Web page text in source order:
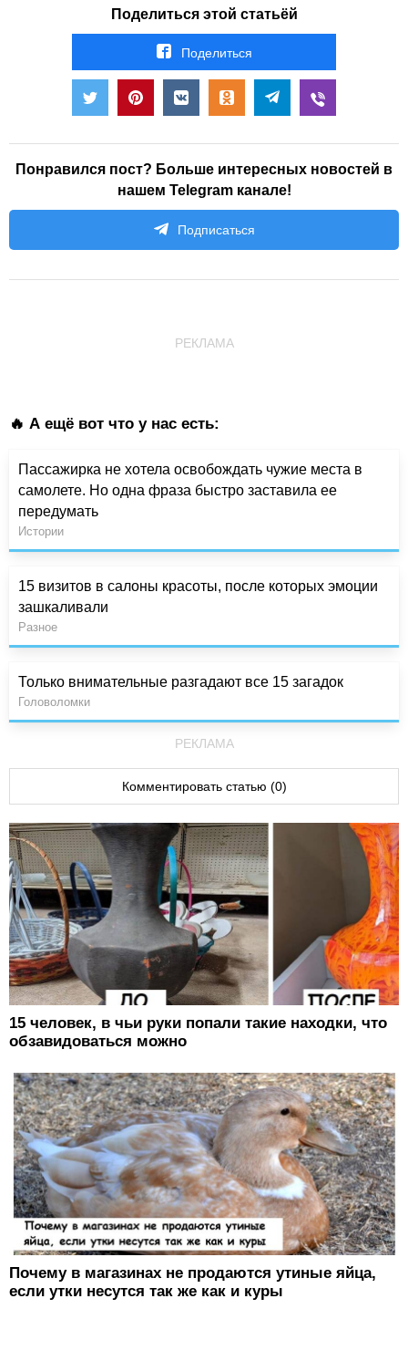
Поделиться этой статьёй
Поделиться
Понравился пост? Больше интересных новостей в
нашем Telegram канале!
Подписаться
РЕКЛАМА
🔥 А ещё вот что у нас есть:
Пассажирка не хотела освобождать чужие места в
самолете. Но одна фраза быстро заставила ее
передумать
Истории
15 визитов в салоны красоты, после которых эмоции
зашкаливали
Разное
Только внимательные разгадают все 15 загадок
Головоломки
РЕКЛАМА
Комментировать статью (0)
15 человек, в чьи руки попали такие находки, что
обзавидоваться можно
Почему в магазинах не продаются утиные яйца,
если утки несутся так же как и куры